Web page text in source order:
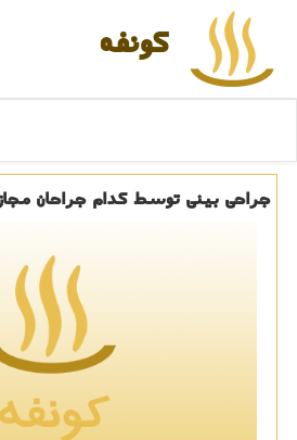
كونفه
جراحی بینی توسط كدام جراحان